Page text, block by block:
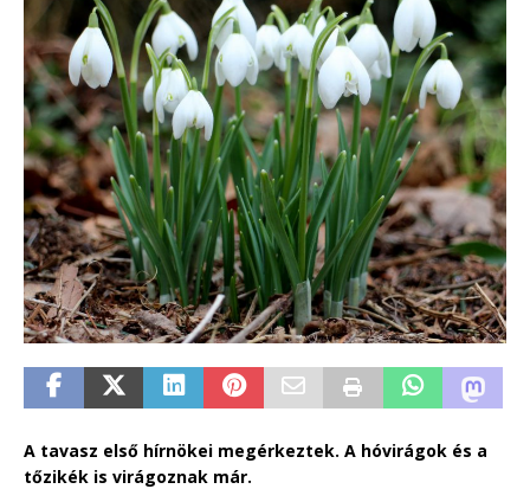
A tavasz első hírnökei megérkeztek. A hóvirágok és a
tőzikék is virágoznak már.